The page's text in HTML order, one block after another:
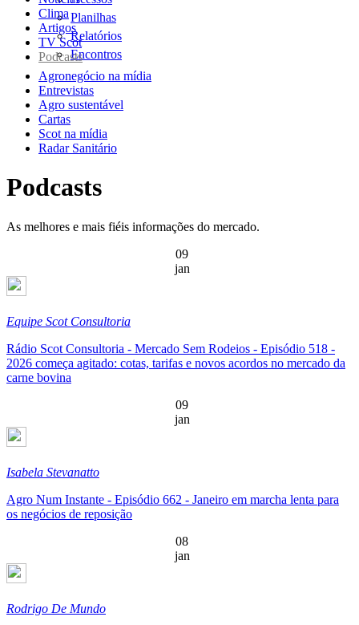
Planilhas
Relatórios
Encontros
Clima
Artigos
TV Scot
Podcasts
Agronegócio na mídia
Entrevistas
Agro sustentável
Cartas
Scot na mídia
Radar Sanitário
Podcasts
As melhores e mais fiéis informações do mercado.
09
jan
Equipe Scot Consultoria
Rádio Scot Consultoria - Mercado Sem Rodeios - Episódio 518 -
2026 começa agitado: cotas, tarifas e novos acordos no mercado da
carne bovina
09
jan
Isabela Stevanatto
Agro Num Instante - Episódio 662 - Janeiro em marcha lenta para
os negócios de reposição
08
jan
Rodrigo De Mundo